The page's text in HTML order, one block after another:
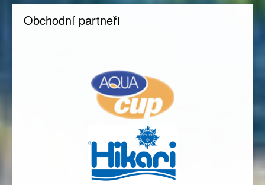
Obchodní partneři